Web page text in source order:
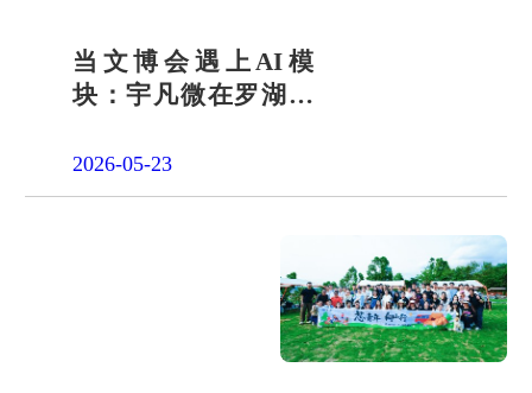
当文博会遇上AI模
块：宇凡微在罗湖展
答卷
2026-05-23